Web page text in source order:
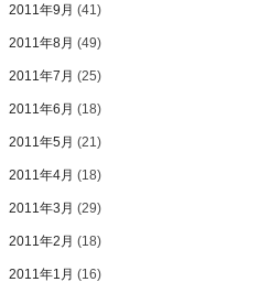
2011年9月 (41)
2011年8月 (49)
2011年7月 (25)
2011年6月 (18)
2011年5月 (21)
2011年4月 (18)
2011年3月 (29)
2011年2月 (18)
2011年1月 (16)